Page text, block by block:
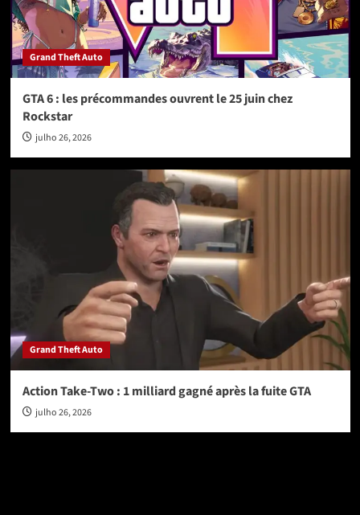
Grand Theft Auto
GTA 6 : les précommandes ouvrent le 25 juin chez
Rockstar
julho 26, 2026
Grand Theft Auto
Action Take-Two : 1 milliard gagné après la fuite GTA
julho 26, 2026